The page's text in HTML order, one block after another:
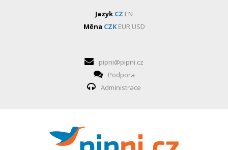
Jazyk CZ EN
Měna CZK EUR USD
pipni@pipni.cz
Podpora
Administrace